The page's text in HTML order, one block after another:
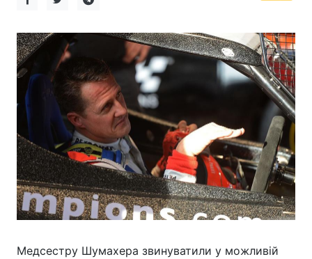
Медсестру Шумахера звинуватили у можливій